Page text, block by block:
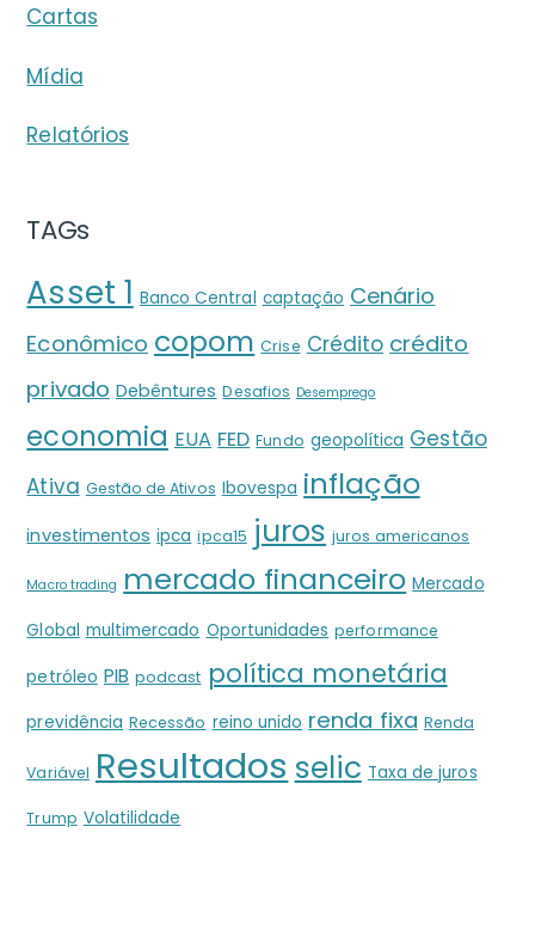
Cartas
Mídia
Relatórios
TAGs
Asset 1 Banco Central captação Cenário
Econômico copom Crise Crédito crédito
privado Debêntures Desafios Desemprego
economia EUA FED Fundo geopolítica Gestão
Ativa Gestão de Ativos Ibovespa inflação
investimentos ipca ipca15 juros juros americanos
Macro trading mercado financeiro Mercado
Global multimercado Oportunidades performance
petróleo PIB podcast política monetária
previdência Recessão reino unido renda fixa Renda
Variável Resultados selic Taxa de juros
Trump Volatilidade